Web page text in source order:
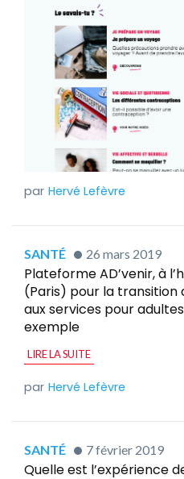
Hervé Lefèvre
SANTÉ 26 mars 2019
Plateforme AD’venir, à
(Paris) pour la transition
aux services pour
exemple
LIRE LA SUITE
Hervé Lefèvre
SANTÉ 7 février 2019
Quelle est l’expérience